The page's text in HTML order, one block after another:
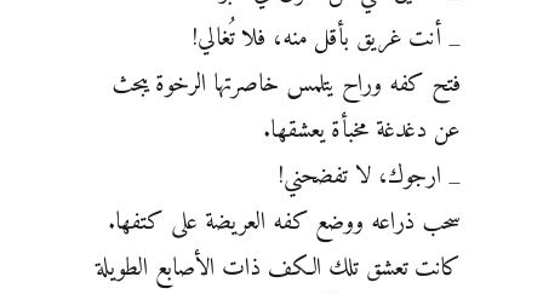
_ أنت غريق بأقل منه، فلا تُغالي!
فتح كفه وراح يتلمس خاصرتها الرخوة يبحث
عن دغدغة مخبأة يعشقها.
_ ارجوك، لا تفضحني!
سحب ذراعه ووضع كفه العريضة على كتفها.
كانت تعشق تلك الكف ذات الأصابع الطويلة